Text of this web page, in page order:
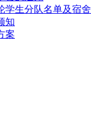
学生分队名单及宿
知
案